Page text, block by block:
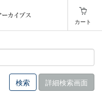
カート
詳細検索画面